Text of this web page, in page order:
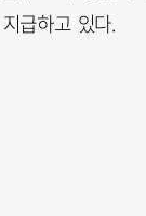
급하고 있다.